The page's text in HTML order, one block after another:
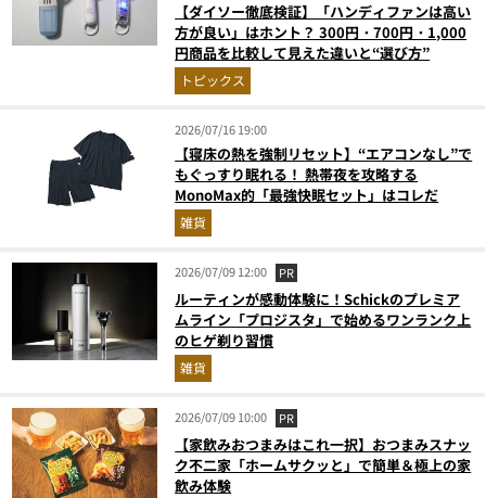
【ダイソー徹底検証】「ハンディファンは高い
方が良い」はホント？ 300円・700円・1,000
円商品を比較して見えた違いと“選び方”
トピックス
2026/07/16 19:00
【寝床の熱を強制リセット】“エアコンなし”で
もぐっすり眠れる！ 熱帯夜を攻略する
MonoMax的「最強快眠セット」はコレだ
雑貨
2026/07/09 12:00 PR
ルーティンが感動体験に！Schickのプレミア
ムライン「プロジスタ」で始めるワンランク上
のヒゲ剃り習慣
雑貨
2026/07/09 10:00 PR
【家飲みおつまみはこれ一択】おつまみスナッ
ク不二家「ホームサクッと」で簡単＆極上の家
飲み体験